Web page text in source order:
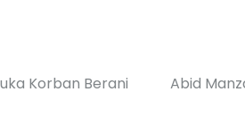
Korban Berani
Abid